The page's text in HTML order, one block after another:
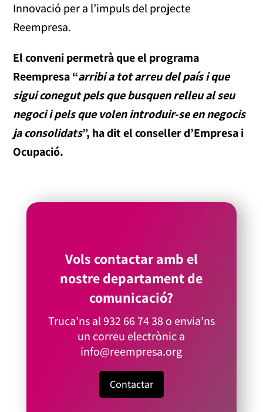
Innovació per a l’impuls del projecte
Reempresa.
El conveni permetrà que el programa
Reempresa “arribi a tot arreu del país i que
sigui conegut pels que busquen relleu al seu
negoci i pels que volen introduir-se en negocis
ja consolidats”, ha dit el conseller d’Empresa i
Ocupació.
Vols contactar amb el
nostre departament de
comunicació?
Truca’ns al932 66 74 38o envia’ns
un correu electrònic a
info@reempresa.org
Contactar